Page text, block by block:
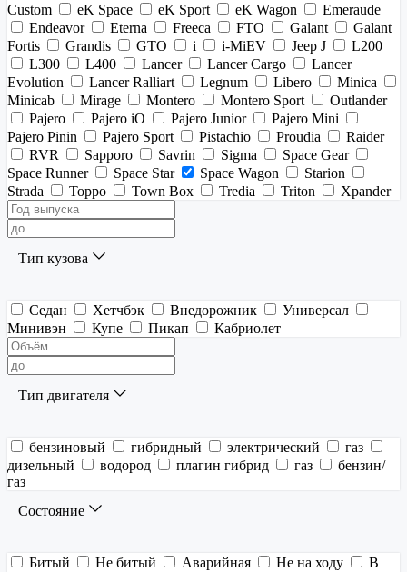
Custom
eK Space eK Sport eK Wagon
Emeraude
Endeavor
Eterna Freeca FTO Galant
Galant
Fortis
Grandis GTO i i-MiEV Jeep J
L200
L300
L400 Lancer Lancer Cargo
Lancer
Evolution
Lancer Ralliart Legnum Libero
Minica
Minicab
Mirage Montero Montero Sport
Outlander
Pajero
Pajero iO Pajero Junior
Pajero Mini
Pajero Pinin
Pajero Sport Pistachio Proudia
Raider
RVR
Sapporo Savrin Sigma
Space Gear
Space Runner
Space Star Space Wagon
Starion
Strada
Toppo Town Box Tredia Triton Xpander
Тип кузова
Седан Хетчбэк Внедорожник
Универсал
Минивэн
Купе Пикап Кабриолет
Тип двигателя
бензиновый гибридный электрический
газ
дизельный
водород плагин гибрид газ
бензин/
газ
Состояние
Битый Не битый Аварийная Не на ходу
В